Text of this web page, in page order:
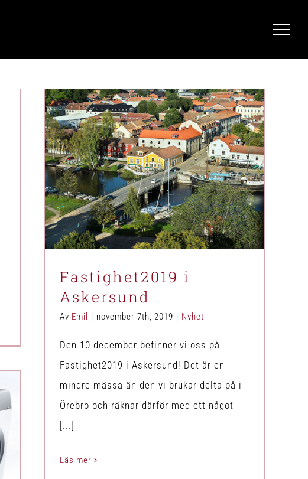
Fastighet2019 i Askersund
Nyhet
Fastighet2019 i
Askersund
Av Emil november 7th, 2019 Nyhet
Den 10 december befinner vi oss på
Fastighet2019 i Askersund! Det är en
mindre mässa än den vi brukar delta på i
Örebro och räknar därför med ett något
[...]
Läs mer